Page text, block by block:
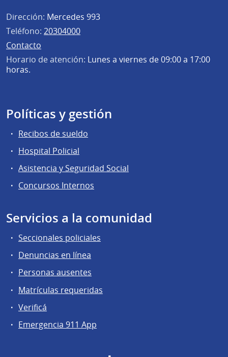
Dirección: Mercedes 993
Teléfono: 20304000
Contacto
Horario de atención: Lunes a viernes de 09:00 a 17:00
horas.
Políticas y gestión
Recibos de sueldo
Hospital Policial
Asistencia y Seguridad Social
Concursos Internos
Servicios a la comunidad
Seccionales policiales
Denuncias en línea
Personas ausentes
Matrículas requeridas
Verificá
Emergencia 911 App